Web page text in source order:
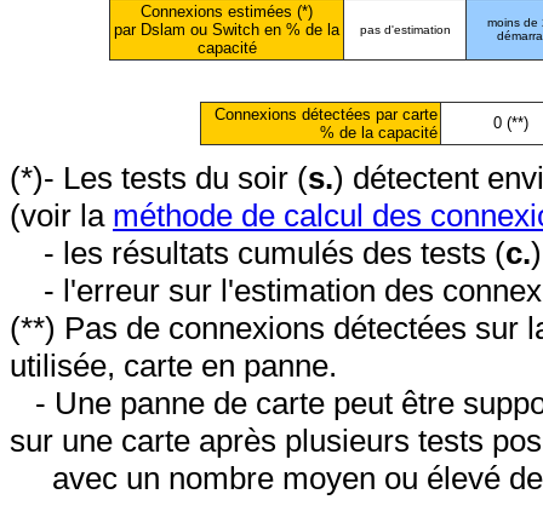
Connexions estimées (*)
par Dslam ou Switch en % de la
capacité
pas d'estimation
moins de
Connexions détectées par carte
% de la capacité
0 (**)
(*)- Les tests du soir (s.) détectent
(voir la méthode de calcul des
- les résultats cumulés des tests (c.
- l'erreur sur l'estimation des
(**) Pas de connexions détectées sur
utilisée, carte en panne.
- Une panne de carte peut être
sur une carte après plusieurs tests
avec un nombre moyen ou élevé